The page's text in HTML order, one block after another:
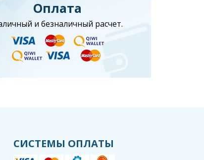
Оплата
и безналичный расчет.
СИСТЕМЫ ОПЛАТЫ